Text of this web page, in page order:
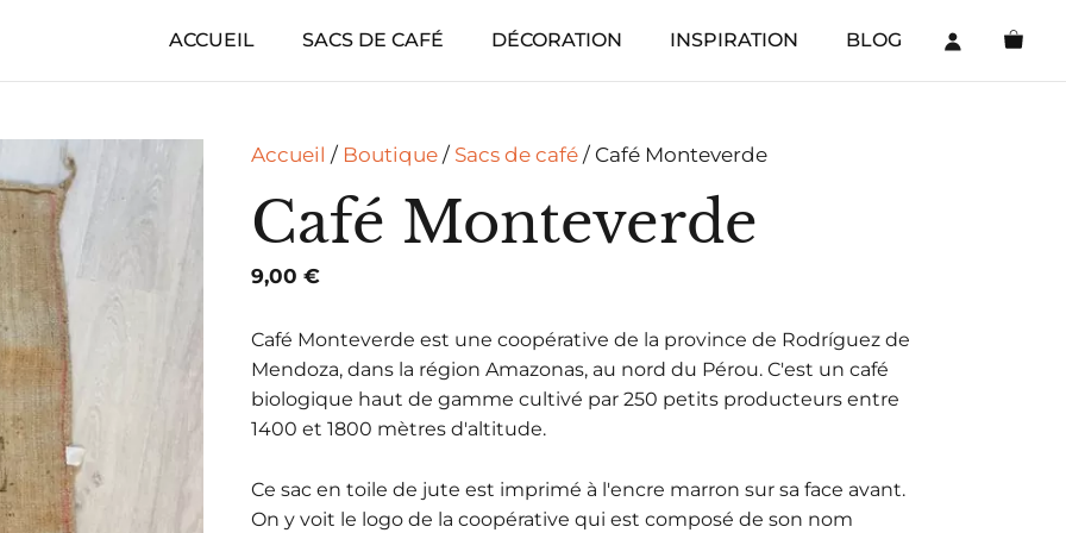
ACCUEIL SACS DE CAFÉ DÉCORATION INSPIRATION BLOG
Accueil / Boutique/ Sacs de café/ Café Monteverde
Café Monteverde
9,00 €
Café Monteverde est une coopérative de la province de Rodríguez de
Mendoza, dans la région Amazonas, au nord du Pérou. C'est un café
biologique haut de gamme cultivé par 250 petits producteurs entre
1400 et 1800 mètres d'altitude.
Ce sac en toile de jute est imprimé à l'encre marron sur sa face avant.
On y voit le logo de la coopérative qui est composé de son nom